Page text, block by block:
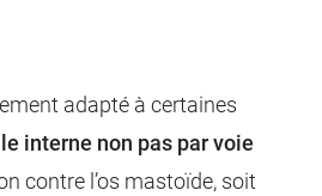
adapté à certaines
interne non pas par voie
contre l’os mastoïde, soit